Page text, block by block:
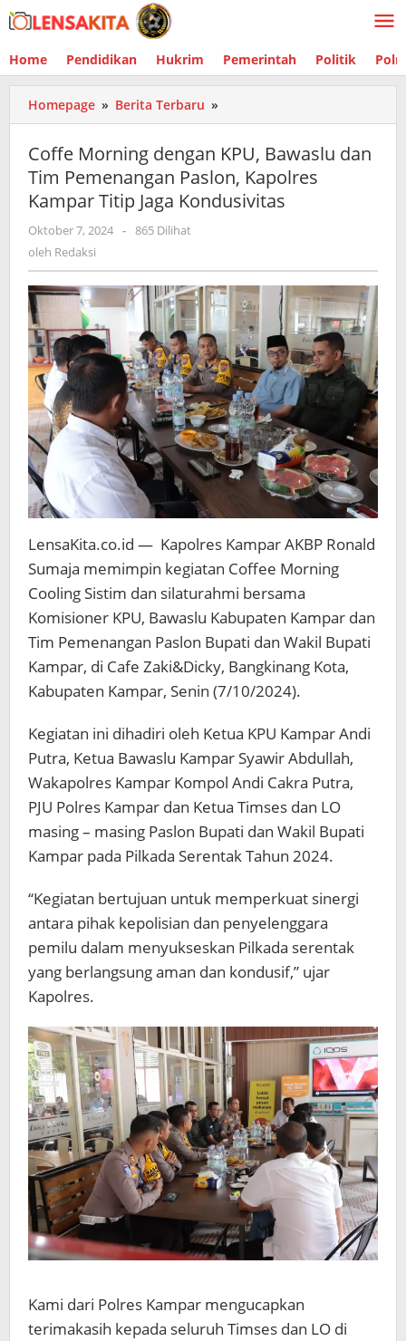
Lewati
ke
Home Pendidikan Hukrim Pemerintah Politik
Homepage » Berita Terbaru »
Morning
KPU,
Bawaslu
dan
Kapolres
Kampar
Titip
Jaga
Kondusivitas
Coffe Morning dengan KPU, Bawaslu dan
Tim Pemenangan Paslon, Kapolres
Kampar Titip Jaga Kondusivitas
Oktober 7, 2024 oleh
- 865 Dilihat
oleh Redaksi
LensaKita.co.id — Kapolres Kampar AKBP Ronald
Sumaja memimpin kegiatan Coffee Morning
Cooling Sistim dan silaturahmi bersama
Komisioner KPU, Bawaslu Kabupaten Kampar dan
Tim Pemenangan Paslon Bupati dan Wakil Bupati
Kampar, di Cafe Zaki&Dicky, Bangkinang Kota,
Kabupaten Kampar, Senin (7/10/2024).
Kegiatan ini dihadiri oleh Ketua KPU Kampar Andi
Putra, Ketua Bawaslu Kampar Syawir Abdullah,
Wakapolres Kampar Kompol Andi Cakra Putra,
PJU Polres Kampar dan Ketua Timses dan LO
masing – masing Paslon Bupati dan Wakil Bupati
Kampar pada Pilkada Serentak Tahun 2024.
“Kegiatan bertujuan untuk memperkuat sinergi
antara pihak kepolisian dan penyelenggara
pemilu dalam menyukseskan Pilkada serentak
yang berlangsung aman dan kondusif,” ujar
Kapolres.
Kami dari Polres Kampar mengucapkan
terimakasih kepada seluruh Timses dan LO di